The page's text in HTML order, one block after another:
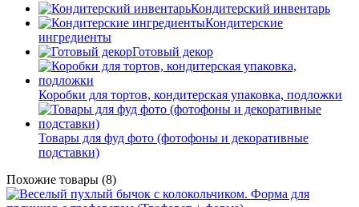
Кондитерский инвентарь
Кондитерские
ингредиенты
Готовый декор
Коробки для тортов, кондитерская упаковка, подложки
Товары для фуд фото (фотофоны и декоративные
подставки)
Похожие товары (8)